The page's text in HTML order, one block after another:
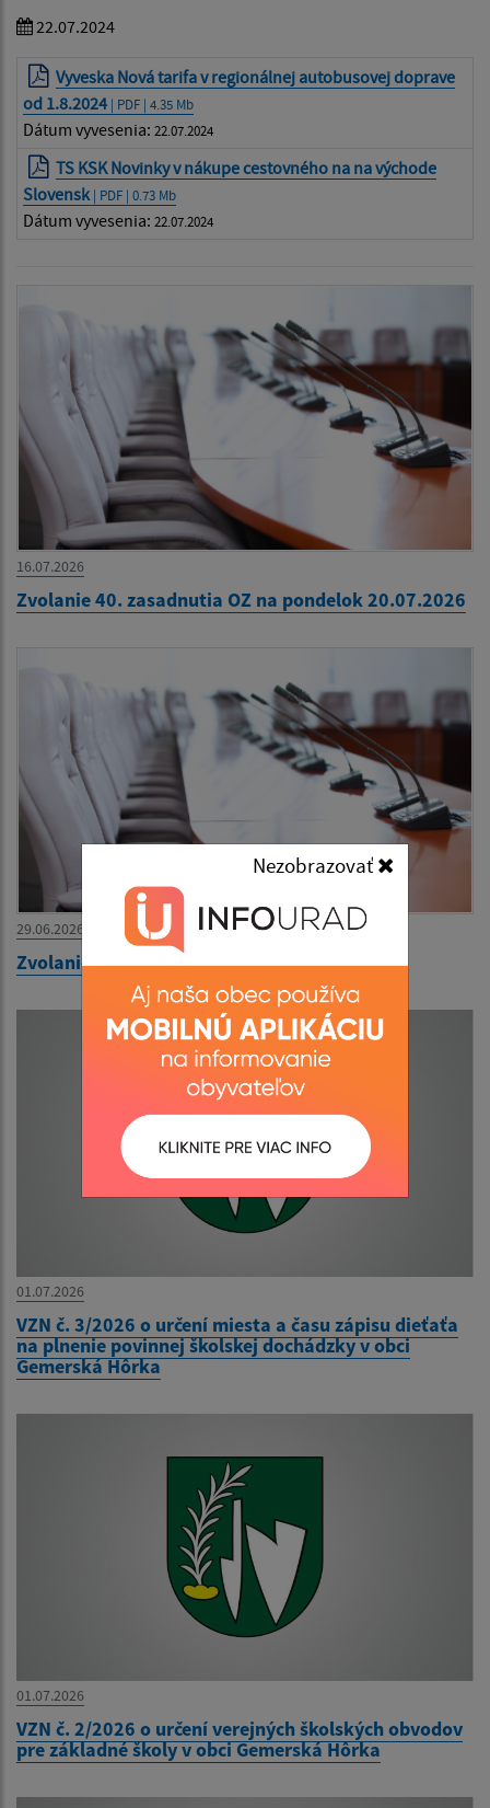
Nezobrazovať
22.07.2024
Vyveska Nová tarifa v regionálnej autobusovej doprave
od 1.8.2024 | PDF | 4.35 Mb
Dátum vyvesenia: 22.07.2024
TS KSK Novinky v nákupe cestovného na na východe
Slovensk | PDF | 0.73 Mb
Dátum vyvesenia: 22.07.2024
16.07.2026
Zvolanie 40. zasadnutia OZ na pondelok 20.07.2026
29.06.2026
Zvolanie 39. zasadnutia OZ na 30.06.2026
01.07.2026
VZN č. 3/2026 o určení miesta a času zápisu dieťaťa
na plnenie povinnej školskej dochádzky v obci
Gemerská Hôrka
01.07.2026
VZN č. 2/2026 o určení verejných školských obvodov
pre základné školy v obci Gemerská Hôrka